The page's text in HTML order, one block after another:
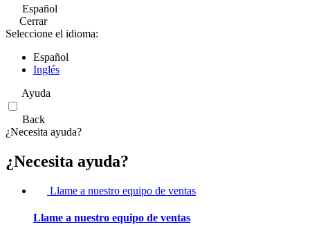
Español
Cerrar
Seleccione el idioma:
Español
Inglés
Ayuda
Back
¿Necesita ayuda?
¿Necesita ayuda?
Llame a nuestro equipo de ventas
Llame a nuestro equipo de ventas